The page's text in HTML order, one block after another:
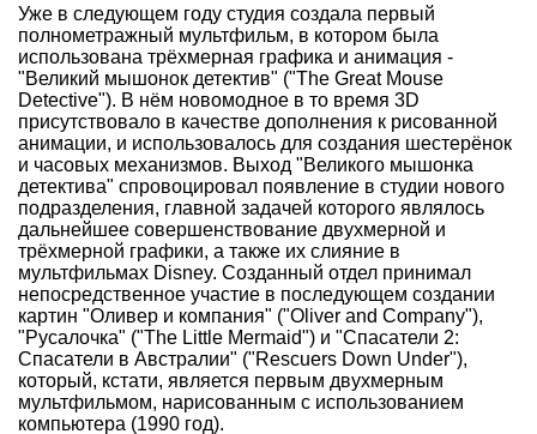
Уже в следующем году студия создала первый
полнометражный мультфильм, в котором была
использована трёхмерная графика и анимация -
"Великий мышонок детектив" ("The Great Mouse
Detective"). В нём новомодное в то время 3D
присутствовало в качестве дополнения к рисованной
анимации, и использовалось для создания шестерёнок
и часовых механизмов. Выход "Великого мышонка
детектива" спровоцировал появление в студии нового
подразделения, главной задачей которого являлось
дальнейшее совершенствование двухмерной и
трёхмерной графики, а также их слияние в
мультфильмах Disney. Созданный отдел принимал
непосредственное участие в последующем создании
картин "Оливер и компания" ("Oliver and Company"),
"Русалочка" ("The Little Mermaid") и "Спасатели 2:
Спасатели в Австралии" ("Rescuers Down Under"),
который, кстати, является первым двухмерным
мультфильмом, нарисованным с использованием
компьютера (1990 год).